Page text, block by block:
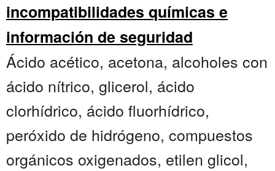
incompatibilidades químicas e
información de seguridad
Ácido acético, acetona, alcoholes con
ácido nítrico, glicerol, ácido
clorhídrico, ácido fluorhídrico,
peróxido de hidrógeno, compuestos
orgánicos oxigenados, etilen glicol,